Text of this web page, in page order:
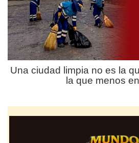
Una ciudad limpia no es la
la que menos